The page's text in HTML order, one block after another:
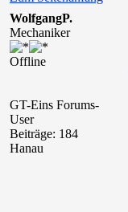
WolfgangP.
Mechaniker
Offline
GT-Eins Forums-
User
Beiträge: 184
Hanau